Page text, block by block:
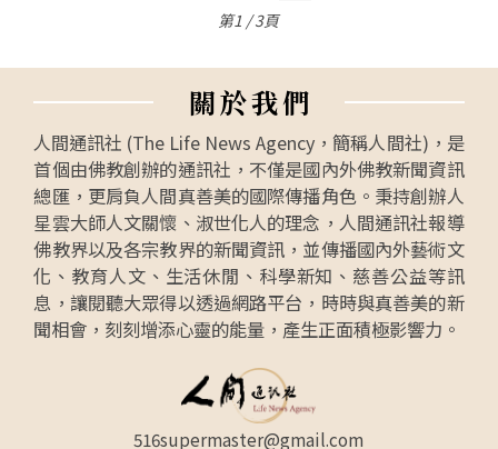
第1 / 3頁
關於我們
人間通訊社 (The Life News Agency，簡稱人間社)，是
首個由佛教創辦的通訊社，不僅是國內外佛教新聞資訊
總匯，更肩負人間真善美的國際傳播角色。秉持創辦人
星雲大師人文關懷、淑世化人的理念，人間通訊社報導
佛教界以及各宗教界的新聞資訊，並傳播國內外藝術文
化、教育人文、生活休閒、科學新知、慈善公益等訊
息，讓閱聽大眾得以透過網路平台，時時與真善美的新
聞相會，刻刻增添心靈的能量，產生正面積極影響力。
516supermaster@gmail.com